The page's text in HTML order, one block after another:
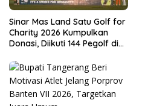
Sinar Mas Land Satu Golf for
Charity 2026 Kumpulkan
Donasi, Diikuti 144 Pegolf di